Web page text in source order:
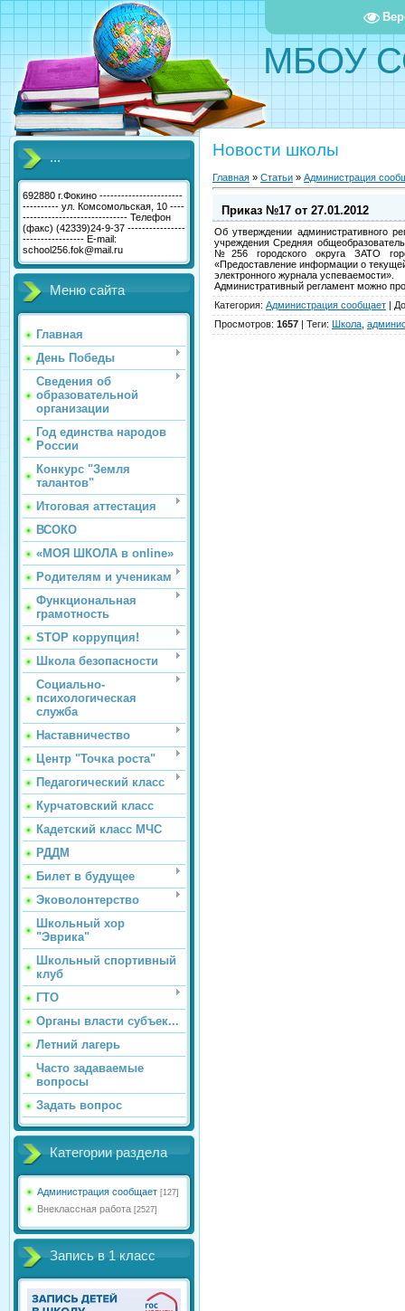
МБОУ
...
692880 г.Фокино -----------------------
---------- ул. Комсомольская, 10 ----
----------------------------- Телефон
(факс) (42339)24-9-37 ----------------
----------------- E-mail:
school256.fok@mail.ru
Меню сайта
Главная
День Победы
Сведения об
образовательной
организации
Год единства народов
России
Конкурс "Земля
талантов"
Итоговая аттестация
ВСОКО
«МОЯ ШКОЛА в online»
Родителям и ученикам
Функциональная
грамотность
STOP коррупция!
Школа безопасности
Социально-
психологическая
служба
Наставничество
Центр "Точка роста"
Педагогический класс
Курчатовский класс
Кадетский класс МЧС
РДДМ
Билет в будущее
Эковолонтерство
Школьный хор
"Эврика"
Школьный спортивный
клуб
ГТО
Органы власти субъек...
Летний лагерь
Часто задаваемые
вопросы
Задать вопрос
Категории раздела
Администрация сообщает [127]
Внеклассная работа [2527]
Запись в 1 класс
Новости школы
Главная » Статьи » Администрация
Приказ №17 от 27.01.2012
Об утверждении административного
учреждения Средняя
№256 городского округа ЗАТО
«Предоставление информации о
электронного журнала успеваемости».
Административный регламент можно
Категория: Администрация сообщает |
Просмотров: 1657 | Теги: Школа